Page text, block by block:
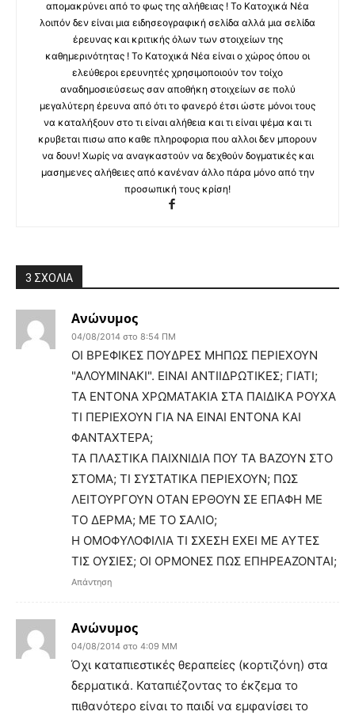
απομακρύνει από το φως της αλήθειας ! Το Κατοχικά Νέα
λοιπόν δεν είναι μια ειδησεογραφική σελίδα αλλά μια σελίδα
έρευνας και κριτικής όλων των στοιχείων της
καθημερινότητας ! Το Κατοχικά Νέα είναι ο χώρος όπου οι
ελεύθεροι ερευνητές χρησιμοποιούν τον τοίχο
αναδημοσιεύσεως σαν αποθήκη στοιχείων σε πολύ
μεγαλύτερη έρευνα από ότι το φανερό έτσι ώστε μόνοι τους
να καταλήξουν στο τι είναι αλήθεια και τι είναι ψέμα και τι
κρυβεται πισω απο καθε πληροφορια που αλλοι δεν μπορουν
να δουν! Χωρίς να αναγκαστούν να δεχθούν δογματικές και
μασημενες αλήθειες από κανέναν άλλο πάρα μόνο από την
προσωπική τους κρίση!
3 ΣΧΟΛΙΑ
Ανώνυμος
04/08/2014 στο 8:54 ΠΜ
ΟΙ ΒΡΕΦΙΚΕΣ ΠΟΥΔΡΕΣ ΜΗΠΩΣ ΠΕΡΙΕΧΟΥΝ
"ΑΛΟΥΜΙΝΑΚΙ". ΕΙΝΑΙ ΑΝΤΙΙΔΡΩΤΙΚΕΣ; ΓΙΑΤΙ;
ΤΑ ΕΝΤΟΝΑ ΧΡΩΜΑΤΑΚΙΑ ΣΤΑ ΠΑΙΔΙΚΑ ΡΟΥΧΑ
ΤΙ ΠΕΡΙΕΧΟΥΝ ΓΙΑ ΝΑ ΕΙΝΑΙ ΕΝΤΟΝΑ ΚΑΙ
ΦΑΝΤΑΧΤΕΡΑ;
ΤΑ ΠΛΑΣΤΙΚΑ ΠΑΙΧΝΙΔΙΑ ΠΟΥ ΤΑ ΒΑΖΟΥΝ ΣΤΟ
ΣΤΟΜΑ; ΤΙ ΣΥΣΤΑΤΙΚΑ ΠΕΡΙΕΧΟΥΝ; ΠΩΣ
ΛΕΙΤΟΥΡΓΟΥΝ ΟΤΑΝ ΕΡΘΟΥΝ ΣΕ ΕΠΑΦΗ ΜΕ
ΤΟ ΔΕΡΜΑ; ΜΕ ΤΟ ΣΑΛΙΟ;
Η ΟΜΟΦΥΛΟΦΙΛΙΑ ΤΙ ΣΧΕΣΗ ΕΧΕΙ ΜΕ ΑΥΤΕΣ
ΤΙΣ ΟΥΣΙΕΣ; ΟΙ ΟΡΜΟΝΕΣ ΠΩΣ ΕΠΗΡΕΑΖΟΝΤΑΙ;
Απάντηση
Ανώνυμος
04/08/2014 στο 4:09 ΜΜ
Όχι καταπιεστικές θεραπείες (κορτιζόνη) στα
δερματικά. Καταπιέζοντας το έκζεμα το
πιθανότερο είναι το παιδί να εμφανίσει το